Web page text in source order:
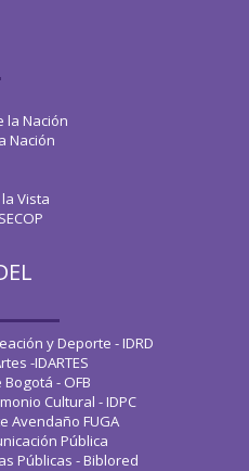
la Nación
Nación
Vista
y Deporte - IDRD
-IDARTES
- OFB
Cultural - IDPC
Avendaño FUGA
Pública
Públicas - Biblored